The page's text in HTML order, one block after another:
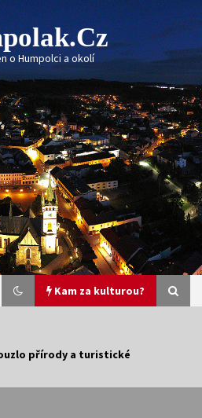
o Humpolci a okolí
Kam za kulturou?
přírody a turistické